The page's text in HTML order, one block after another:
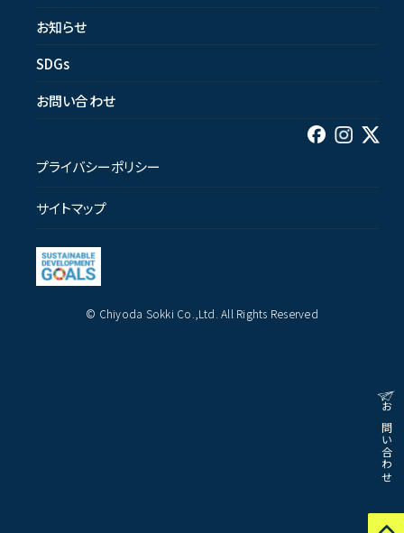
お問い合わせ
お知らせ
SDGs
お問い合わせ
プライバシーポリシー
サイトマップ
© Chiyoda Sokki Co.,Ltd. All Rights Reserved